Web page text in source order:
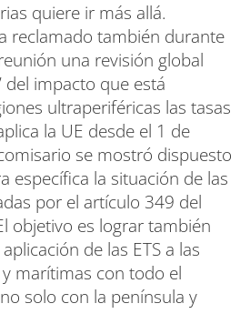
quiere ir más allá.
reclamado también durante
una revisión global
del impacto que está
ultraperiféricas las tasas
la UE desde el 1 de
se mostró dispuesto
específica la situación de las
por el artículo 349 del
objetivo es lograr también
de las ETS a las
marítimas con todo el
solo con la península y